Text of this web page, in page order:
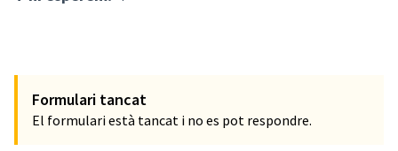
Formulari tancat
El formulari està tancat i no es pot respondre.